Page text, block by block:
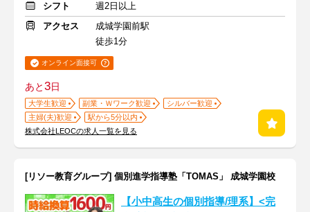
シフト
週2日以上
アクセス
成城学園前駅
徒歩1分
オンライン面接可
あと3日
大学生歓迎 副業・Ｗワーク歓迎
シルバー歓迎
主婦(夫)歓迎
駅から5分以内
株式会社LEOCの求人一覧を見る
[リソー教育グループ] 個別進学指導塾「TOMAS」 成城学園校
【小中高生の個別指導/理系】<完